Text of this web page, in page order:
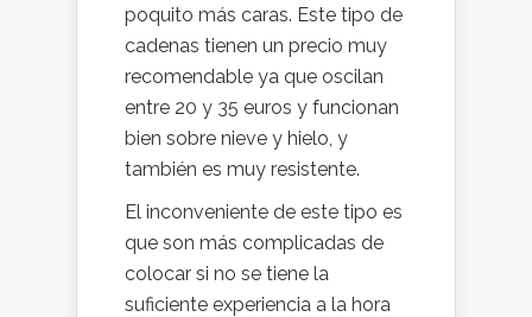
poquito más caras. Este tipo de
cadenas tienen un precio muy
recomendable ya que oscilan
entre 20 y 35 euros y funcionan
bien sobre nieve y hielo, y
también es muy resistente.
El inconveniente de este tipo es
que son más complicadas de
colocar si no se tiene la
suficiente experiencia a la hora